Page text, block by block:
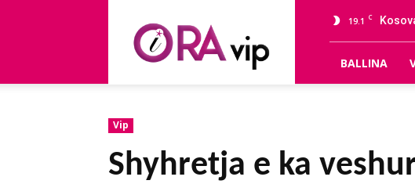
19.1 C
BALLINA
Vip
Shyhretja e ka